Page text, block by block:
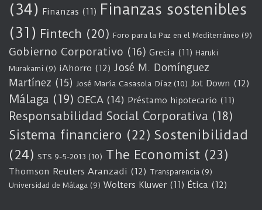
(34) Finanzas (11) Finanzas sostenibles
(31) Fintech (20) Foro para la Paz en el Mediterráneo (9)
Gobierno Corporativo (16) Grecia (11) Haruki
Murakami (9) iAhorro (12) José M. Domínguez
Martínez (15) José María Casasola Díaz(10) Jot Down (12)
Málaga (19) OECA (14) Préstamo hipotecario (11)
Responsabilidad Social Corporativa (18)
Sistema financiero (22) Sostenibilidad
(24) STS 9-5-2013 (10) The Economist (23)
Thomson Reuters Aranzadi (12) Transparencia (9)
Universidad de Málaga (9) Wolters Kluwer (11) Ética (12)